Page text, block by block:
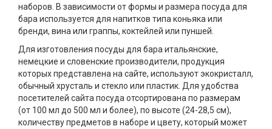
наборов. В зависимости от формы и размера посуда для
бара используется для напитков типа коньяка или
бренди, вина или граппы, коктейлей или пуншей.
Для изготовления посуды для бара итальянские,
немецкие и словенские производители, продукция
которых представлена ​​на сайте, используют экокристалл,
обычный хрусталь и стекло или пластик. Для удобства
посетителей сайта посуда отсортирована по размерам
(от 100 мл до 500 мл и более), по высоте (24-28,5 см),
количеству предметов в наборе и цвету, который может